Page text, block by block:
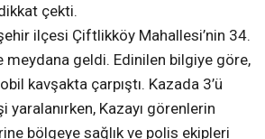
çekti.
ilçesi Çiftlikköy Mahallesi’nin 34.
meydana geldi. Edinilen bilgiye göre,
kavşakta çarpıştı. Kazada 3’ü
yaralanırken, Kazayı görenlerin
bölgeye sağlık ve polis ekipleri